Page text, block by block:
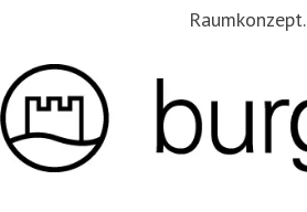
Raumkonzept.